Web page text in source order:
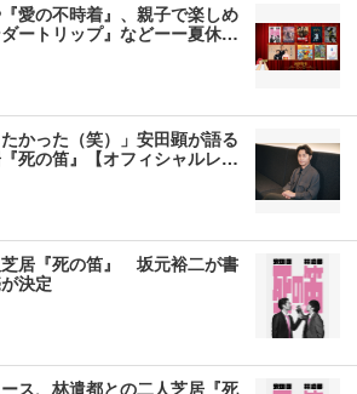
愛の不時着』、親子で楽しめ
ートリップ』などーー夏休…
かった（笑）」安田顕が語る
死の笛』【オフィシャルレ…
居『死の笛』 坂元裕二が書
決定
ス、林遣都との二人芝居『死